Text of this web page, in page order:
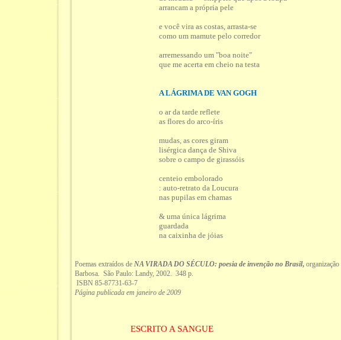
arrancam a própria pele
e você vira as costas, arrasta-se
como um mamute pelo corredor
arremessando um "boa noite"
que me acerta em cheio na testa
A LÁGRIMA DE VAN GOGH
o ar da tarde reflete
as flores do arco-íris
mudas, as cores giram
lisérgica dança de Shiva
sobre o campo de girassóis
centeio embolorado
: auto-retrato da Loucura
nas pupilas em chamas
& uma única lágrima
guardada
na caixinha de jóias
Poemas extraídos de NA VIRADA DO SÉCULO: poesia de invenção no Brasil,
Barbosa. São Paulo: Landy, 2002. 348 p.
ISBN 85-87731-63-7
Página publicada em janeiro de 2009
ESCRITO A SANGUE